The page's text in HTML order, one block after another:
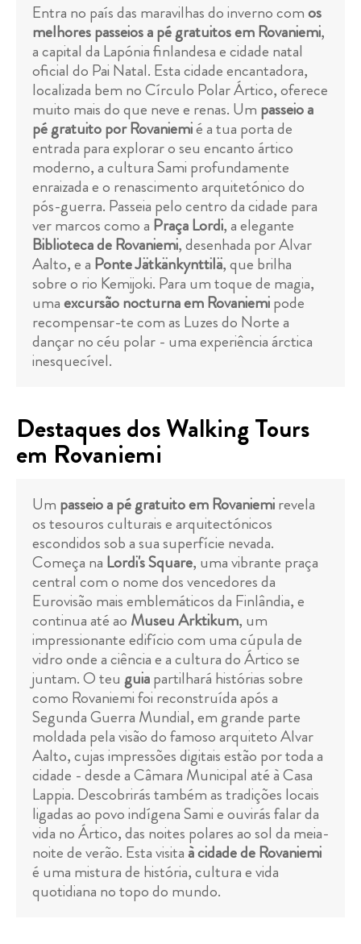
Entra no país das maravilhas do inverno comos
melhores passeios a pé gratuitos em Rovaniemi,
a capital da Lapónia finlandesa e cidade natal
oficial do Pai Natal. Esta cidade encantadora,
localizada bem no Círculo Polar Ártico, oferece
muito mais do que neve e renas. Um passeio a
pé gratuito por Rovaniemié a tua porta de
entrada para explorar o seu encanto ártico
moderno, a cultura Sami profundamente
enraizada e o renascimento arquitetónico do
pós-guerra. Passeia pelo centro da cidade para
ver marcos como a Praça Lordi, a elegante
Biblioteca de Rovaniemi, desenhada por Alvar
Aalto, e a Ponte Jätkänkynttilä, que brilha
sobre o rio Kemijoki. Para um toque de magia,
umaexcursão nocturna em Rovaniemipode
recompensar-te com as Luzes do Norte a
dançar no céu polar - uma experiência árctica
inesquecível.
Destaques dos Walking Tours
em Rovaniemi
Um passeio a pé gratuito em Rovaniemirevela
os tesouros culturais e arquitectónicos
escondidos sob a sua superfície nevada.
Começa na Lordi's Square, uma vibrante praça
central com o nome dos vencedores da
Eurovisão mais emblemáticos da Finlândia, e
continua até ao Museu Arktikum, um
impressionante edifício com uma cúpula de
vidro onde a ciência e a cultura do Ártico se
juntam. O teu guiapartilhará histórias sobre
como Rovaniemi foi reconstruída após a
Segunda Guerra Mundial, em grande parte
moldada pela visão do famoso arquiteto Alvar
Aalto, cujas impressões digitais estão por toda a
cidade - desde a Câmara Municipal até à Casa
Lappia. Descobrirás também as tradições locais
ligadas ao povo indígena Sami e ouvirás falar da
vida no Ártico, das noites polares ao sol da meia-
noite de verão. Esta visitaà cidade de Rovaniemi
é uma mistura de história, cultura e vida
quotidiana no topo do mundo.